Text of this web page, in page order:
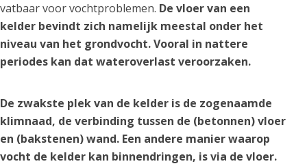
vatbaar voor vochtproblemen. De vloer van een
kelder bevindt zich namelijk meestal onder het
niveau van het grondvocht. Vooral in nattere
periodes kan dat wateroverlast veroorzaken.
De zwakste plek van de kelder is de zogenaamde
klimnaad, de verbinding tussen de (betonnen) vloer
en (bakstenen) wand. Een andere manier waarop
vocht de kelder kan binnendringen, is via de vloer.